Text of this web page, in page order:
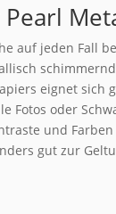
auf jeden Fall
eignet sich
Fotos oder
und
gut zur